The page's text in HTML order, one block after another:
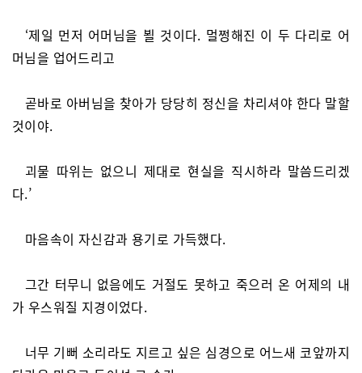
‘제일 먼저 어머님을 뵐 것이다. 멀쩡해진 이 두 다리로 어
머님을 업어드리고
곧바로 아버님을 찾아가 당당히 정신을 차리셔야 한다 말할
것이야.
괴물 따위는 없으니 제대로 현실을 직시하라 말씀드리겠
다.’
마음속이 자신감과 용기로 가득했다.
그간 터무니 없음에도 거절도 못하고 죽으러 온 어제의 내
가 우스워질 지경이었다.
너무 기뻐 소리라도 지르고 싶은 심경으로 어느새 코앞까지